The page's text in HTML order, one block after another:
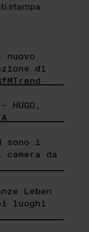
stampa
nuovo
di
HUGO,
sono i
da
Leben
luoghi